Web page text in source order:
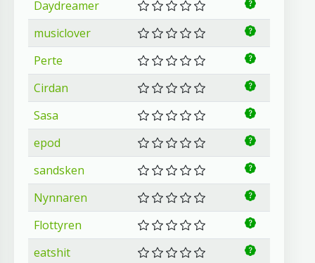
Daydreamer
musiclover
Perte
Cirdan
Sasa
epod
sandsken
Nynnaren
Flottyren
eatshit